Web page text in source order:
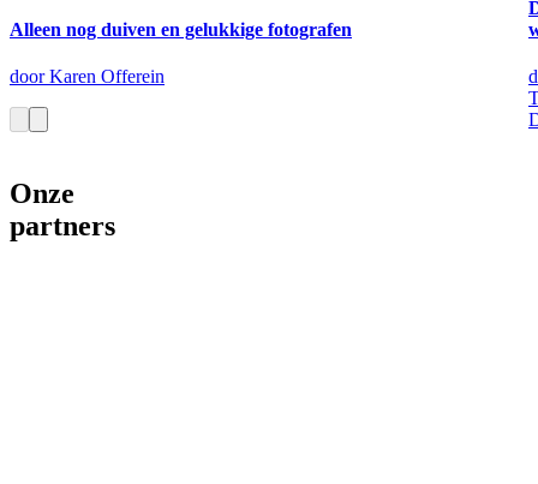
Alleen nog duiven en gelukkige fotografen
door Karen Offerein
Onze
partners